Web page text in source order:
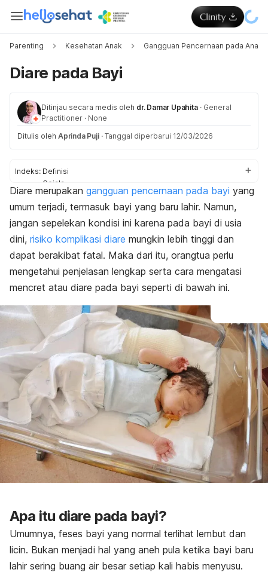
Parenting Kesehatan Anak Gangguan Pencernaan pada Anak
Diare pada Bayi
Ditinjau secara medis oleh dr. Damar Upahita · General
Practitioner · None
Ditulis oleh Aprinda Puji · Tanggal diperbarui 12/03/2026
Indeks: Definisi
Gejala
Penyebab
Komplikasi
Pengobatan
Diare merupakan gangguan pencernaan pada bayi yang
umum terjadi, termasuk bayi yang baru lahir. Namun,
jangan sepelekan kondisi ini karena pada bayi di usia
dini, risiko komplikasi diare mungkin lebih tinggi dan
dapat berakibat fatal. Maka dari itu, orangtua perlu
mengetahui penjelasan lengkap serta cara mengatasi
mencret atau diare pada bayi seperti di bawah ini.
Apa itu diare pada bayi?
Umumnya, feses bayi yang normal terlihat lembut dan
licin. Bukan menjadi hal yang aneh pula ketika bayi baru
lahir sering buang air besar setiap kali habis menyusu.